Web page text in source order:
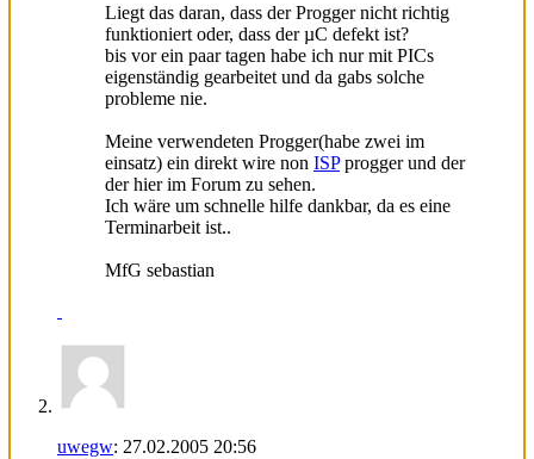
Liegt das daran, dass der Progger nicht richtig
funktioniert oder, dass der µC defekt ist?
bis vor ein paar tagen habe ich nur mit PICs
eigenständig gearbeitet und da gabs solche
probleme nie.
Meine verwendeten Progger(habe zwei im
einsatz) ein direkt wire non ISPprogger und der
der hier im Forum zu sehen.
Ich wäre um schnelle hilfe dankbar, da es eine
Terminarbeit ist..
MfG sebastian
uwegw: 27.02.2005 20:56